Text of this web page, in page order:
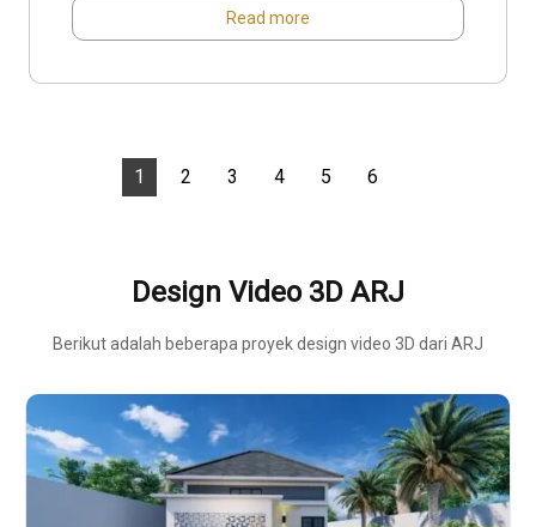
Read more
1 2 3 4 5 6
Design Video 3D ARJ
Berikut adalah beberapa proyek design video 3D dari ARJ